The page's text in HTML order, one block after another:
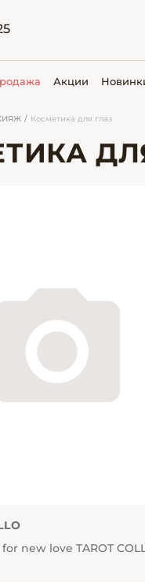
ПОИСК
Акции
Косметика для глаз
new love TAROT